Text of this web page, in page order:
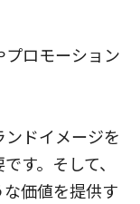
ロモーション
ドイメージを
す。そして、
価値を提供す